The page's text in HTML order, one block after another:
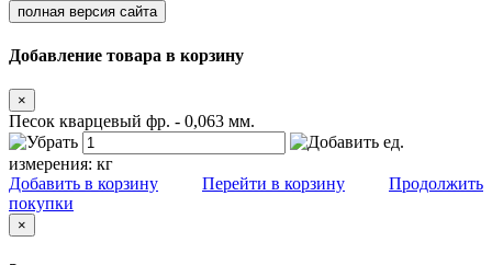
полная версия сайта
Добавление товара в корзину
×
Песок кварцевый фр. - 0,063 мм.
ед.
измерения: кг
Добавить в корзину
Перейти в корзину
Продолжить
покупки
×